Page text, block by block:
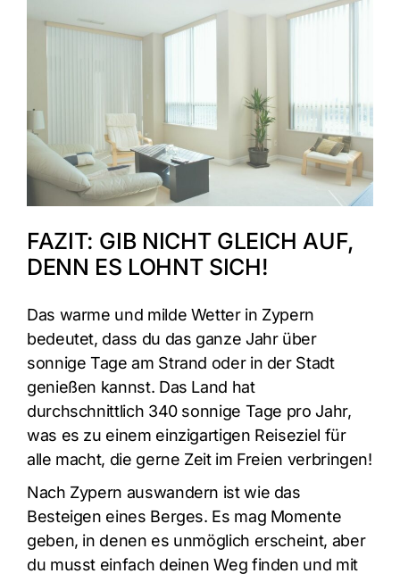
FAZIT: GIB NICHT GLEICH AUF,
DENN ES LOHNT SICH!
Das warme und milde Wetter in Zypern
bedeutet, dass du das ganze Jahr über
sonnige Tage am Strand oder in der Stadt
genießen kannst. Das Land hat
durchschnittlich 340 sonnige Tage pro Jahr,
was es zu einem einzigartigen Reiseziel für
alle macht, die gerne Zeit im Freien verbringen!
Nach Zypern auswandern ist wie das
Besteigen eines Berges. Es mag Momente
geben, in denen es unmöglich erscheint, aber
du musst einfach deinen Weg finden und mit